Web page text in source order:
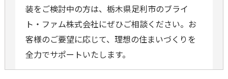
装をご検討中の方は、栃木県足利市のブライ
ト・ファム株式会社にぜひご相談ください。お
客様のご要望に応じて、理想の住まいづくりを
全力でサポートいたします。